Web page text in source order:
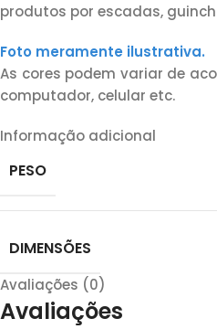
produtos por escadas,
Foto meramente ilustrativa.
As cores podem variar de
computador, celular etc.
Informação adicional
PESO
DIMENSÕES
Avaliações (0)
Avaliações